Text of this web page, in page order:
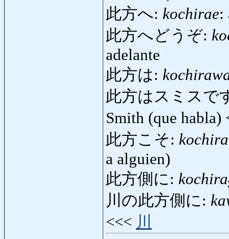
此方へ: kochirae:
此方へどうぞ:
adelante
此方は:
此方はスミスで
Smith (que habla)
此方こそ:
a alguien)
此方側に:
川の此方側に:
<<< 川